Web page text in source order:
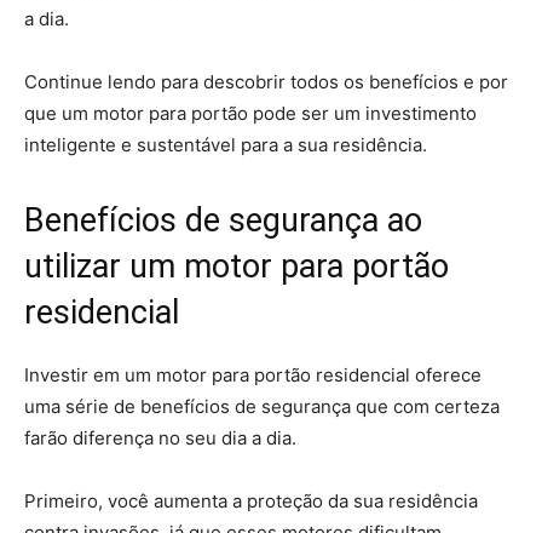
a dia.
Continue lendo para descobrir todos os benefícios e por
que um motor para portão pode ser um investimento
inteligente e sustentável para a sua residência.
Benefícios de segurança ao
utilizar um motor para portão
residencial
Investir em um motor para portão residencial oferece
uma série de benefícios de segurança que com certeza
farão diferença no seu dia a dia.
Primeiro, você aumenta a proteção da sua residência